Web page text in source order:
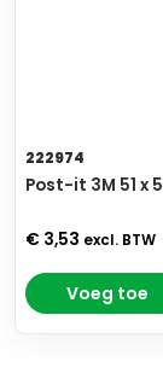
222974
Post-it 3M 51 x
€ 3,53 excl. BTW
Voeg toe